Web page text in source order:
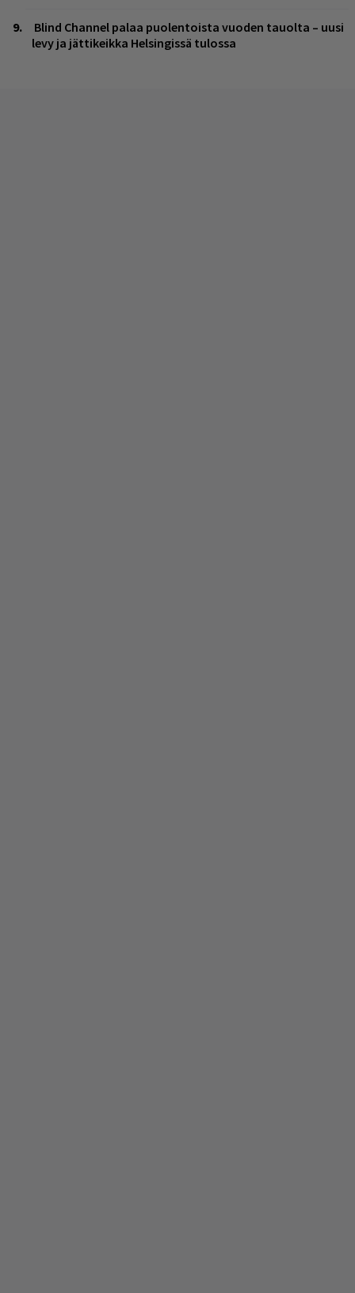
Blind Channel palaa puolentoista vuoden tauolta – uusi
levy ja jättikeikka Helsingissä tulossa